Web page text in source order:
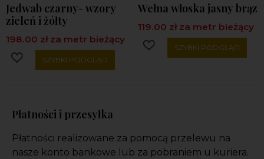
Jedwab czarny- wzory
zieleń i żółty
198.00 zł za metr bieżący
SZYBKI PODGLĄD
Wełna włoska jasny brąz
119.00 zł za metr bieżący
SZYBKI PODGLĄD
Płatności i przesyłka
Płatności realizowane za pomocą przelewu na
nasze konto bankowe lub za pobraniem u kuriera.